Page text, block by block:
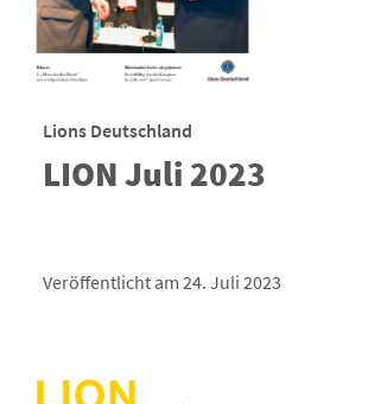
Lions Deutschland
LION Juli 2023
Veröffentlicht am 24. Juli 2023